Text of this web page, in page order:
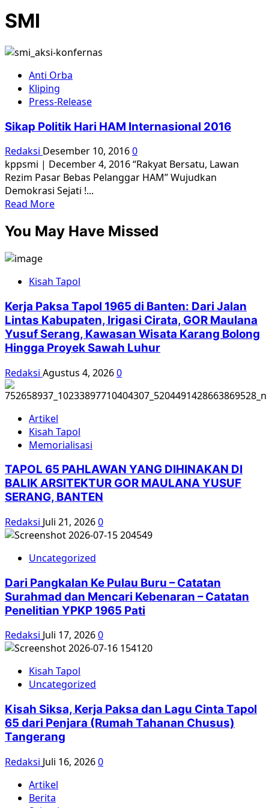
SMI
Anti Orba
Kliping
Press-Release
Sikap Politik Hari HAM Internasional 2016
Redaksi Desember 10, 20160
kppsmi | December 4, 2016 “Rakyat Bersatu, Lawan
Rezim Pasar Bebas Pelanggar HAM” Wujudkan
Demokrasi Sejati !...
Read MoreRead
about
Sikap
HAM
2016
You May Have Missed
Kisah Tapol
Kerja Paksa Tapol 1965 di Banten: Dari Jalan
Lintas Kabupaten, Irigasi Cirata, GOR Maulana
Yusuf Serang, Kawasan Wisata Karang Bolong
Hingga Proyek Sawah Luhur
Redaksi Agustus 4, 20260
Artikel
Kisah Tapol
Memorialisasi
TAPOL 65 PAHLAWAN YANG DIHINAKAN DI
BALIK ARSITEKTUR GOR MAULANA YUSUF
SERANG, BANTEN
Redaksi Juli 21, 20260
Uncategorized
Dari Pangkalan Ke Pulau Buru – Catatan
Surahmad dan Mencari Kebenaran – Catatan
Penelitian YPKP 1965 Pati
Redaksi Juli 17, 20260
Kisah Tapol
Uncategorized
Kisah Siksa, Kerja Paksa dan Lagu Cinta Tapol
65 dari Penjara (Rumah Tahanan Chusus)
Tangerang
Redaksi Juli 16, 20260
Artikel
Berita